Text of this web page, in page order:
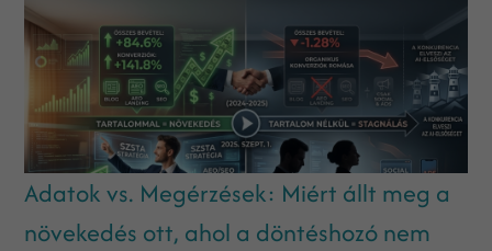
Adatok vs. Megérzések: Miért állt meg a
növekedés ott, ahol a döntéshozó nem